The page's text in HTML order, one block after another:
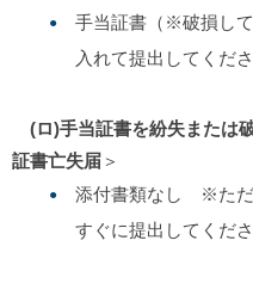
手当証書（※破損し
入れて提出してくださ
(ロ)手当証書を紛失または
証書亡失届＞
添付書類なし ※ただ
すぐに提出してくださ